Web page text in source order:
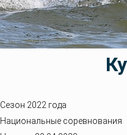
Сезон 2022 года
Национальные соревнования